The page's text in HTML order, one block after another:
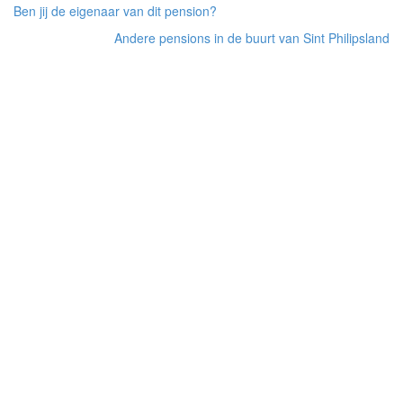
Ben jij de eigenaar van dit pension?
Andere pensions in de buurt van Sint Philipsland